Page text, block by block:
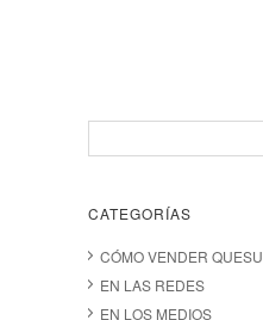
CATEGORÍAS
CÓMO VENDER QUESU
EN LAS REDES
EN LOS MEDIOS